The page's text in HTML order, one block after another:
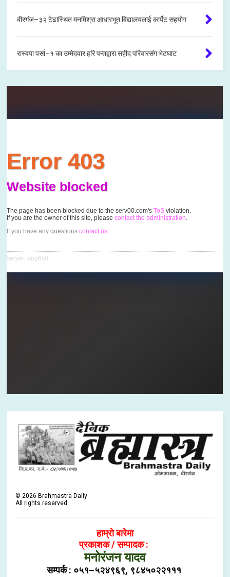
वीरगंज–३२ टेढास्थित मनमिश्रा आधारभूत विद्यालयलाई कार्पेट सहयोग
रास्वपा पर्सा–१ का उम्मेदवार हरि पन्तद्वारा सहीद परिवारसंग भेटघाट
©2026 Brahmastra Daily
All rights reserved.
हाम्रो बारेमा
प्रकाशक / सम्पादक :
मनोरंजन यादव
सम्पर्क : ०५१–५२४९६९, ९८४५०२२१११